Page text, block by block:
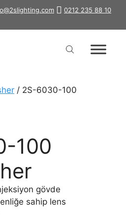
0212 235 88 10
/ 2S-6030-100
100
gövde
sahip lens